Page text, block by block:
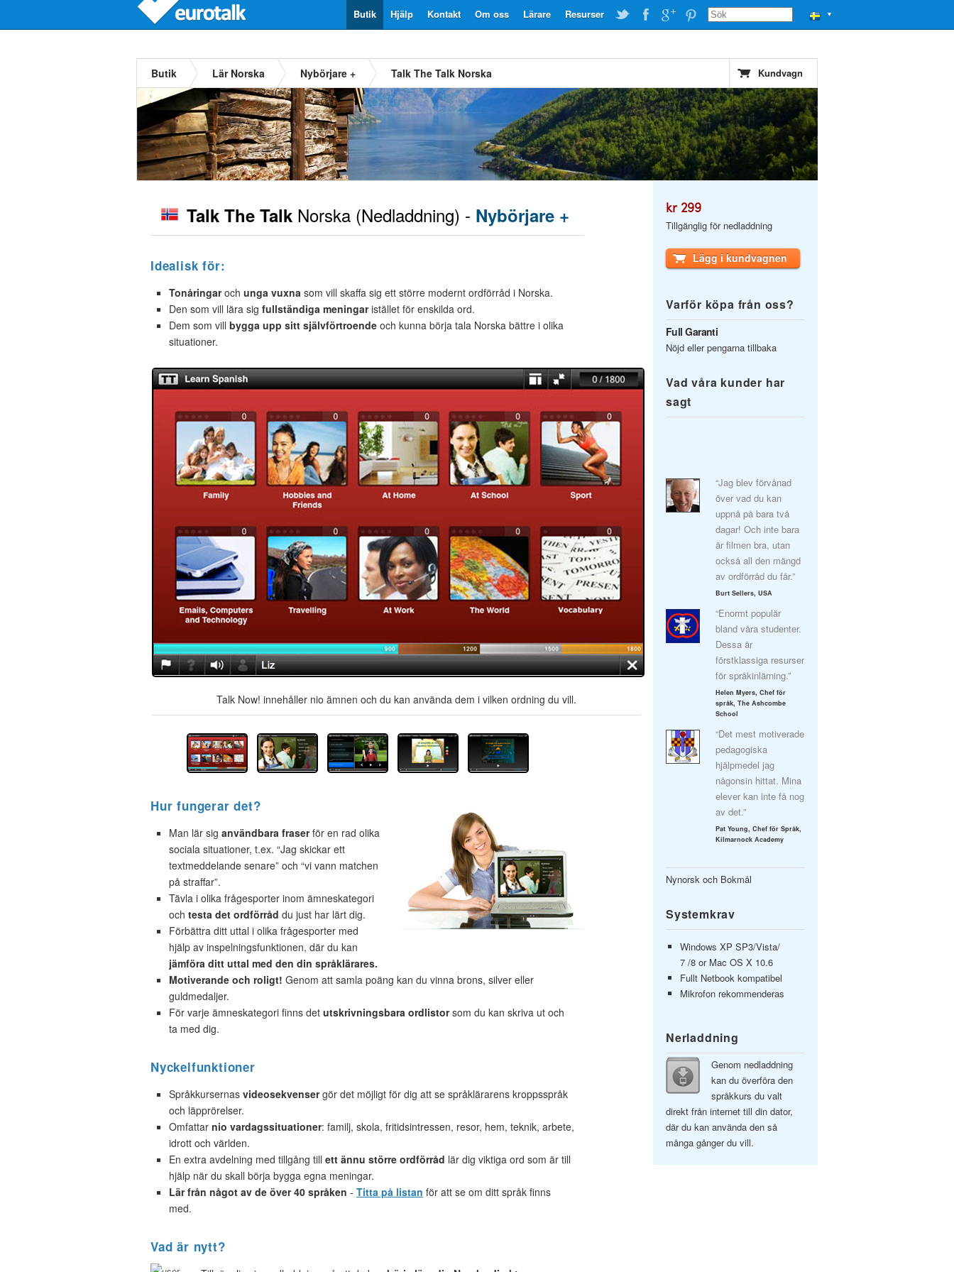
▼
Resurser
Lärare
Om oss
Kontakt
Hjälp
Butik
Butik Lär Norska Nybörjare + Talk The Talk Norska Kundvagn
Talk The Talk Norska (Nedladdning) - Nybörjare +
Idealisk för:
Tonåringaroch unga vuxna som vill skaffa sig ett större modernt ordförråd i Norska.
Den som vill lära sig fullständiga meningaristället för enskilda ord.
Dem som vill bygga upp sitt självförtroende och kunna börja tala Norska bättre i olika
situationer.
Talk Now! innehåller nio ämnen och du kan använda dem i vilken ordning du vill.
Hur fungerar det?
Man lär sig användbara fraserför en rad olika
sociala situationer, t.ex. “Jag skickar ett
textmeddelande senare” och “vi vann matchen
på straffar”.
Tävla i olika frågesporter inom ämneskategori
och testa det ordförråd du just har lärt dig.
Förbättra ditt uttal i olika frågesporter med
hjälp av inspelningsfunktionen, där du kan
jämföra ditt uttal med den din språklärares.
Motiverande och roligt! Genom att samla poäng kan du vinna brons, silver eller
guldmedaljer.
För varje ämneskategori finns det utskrivningsbara ordlistorsom du kan skriva ut och
ta med dig.
Nyckelfunktioner
Språkkursernas videosekvensergör det möjligt för dig att se språklärarens kroppsspråk
och läpprörelser.
Omfattar nio vardagssituationer: familj, skola, fritidsintressen, resor, hem, teknik, arbete,
idrott och världen.
En extra avdelning med tillgång till ett ännu större ordförråd lär dig viktiga ord som är till
hjälp när du skall börja bygga egna meningar.
Lär från något av de över 40 språken - Titta på listan för att se om ditt språk finns
med.
Vad är nytt?
kr 299
Tillgänglig för nedladdning
Lägg i kundvagnen
Varför köpa från oss?
Full Garanti
Nöjd eller pengarna tillbaka
Vad våra kunder har
sagt
“Jag blev förvånad
över vad du kan
uppnå på bara två
dagar! Och inte bara
är filmen bra, utan
också all den mängd
av ordförråd du får.”
Burt Sellers, USA
“Enormt populär
bland våra studenter.
Dessa är
förstklassiga resurser
för språkinlärning.”
Helen Myers, Chef för
språk, The Ashcombe
School
“Det mest motiverade
pedagogiska
hjälpmedel jag
någonsin hittat. Mina
elever kan inte få nog
av det.”
Pat Young, Chef för Språk,
Kilmarnock Academy
Nynorsk och Bokmål
Systemkrav
Windows XP SP3/Vista/
7 /8 or Mac OS X 10.6
Fullt Netbook kompatibel
Mikrofon rekommenderas
Nerladdning
Genom nedladdning
kan du överföra den
språkkurs du valt
direkt från internet till din dator,
där du kan använda den så
många gånger du vill.